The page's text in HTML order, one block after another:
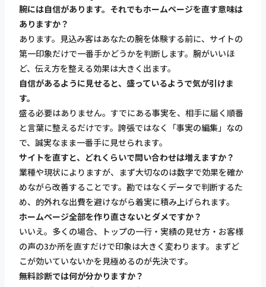
腕には自信があります。それでもホームページを直す意味は
ありますか？
あります。見込み客はあなたの腕を体験する前に、サイトの
第一印象だけで一番手かどうかを判断します。腕がいいほ
ど、伝え方を整える効果は大きく出ます。
自信があるように見せると、盛っているようで気が引けま
す。
盛る必要はありません。すでにある事実を、相手に届く順番
と言葉に整えるだけです。誇張ではなく「事実の編集」なの
で、誠実なまま一番手に見せられます。
サイトを直すと、どれくらいで問い合わせは増えますか？
業種や現状によりますが、まず大切なのは数字で効果を確か
めながら改善することです。勘ではなくデータで判断するた
め、的外れな出費を避けながら着実に積み上げられます。
ホームページ全部を作り直さないとダメですか？
いいえ。多くの場合、トップの一行・実績の見せ方・お客様
の声の3か所を直すだけで印象は大きく変わります。まずど
こが効いていないかを見極めるのが先決です。
無料診断では何が分かりますか？